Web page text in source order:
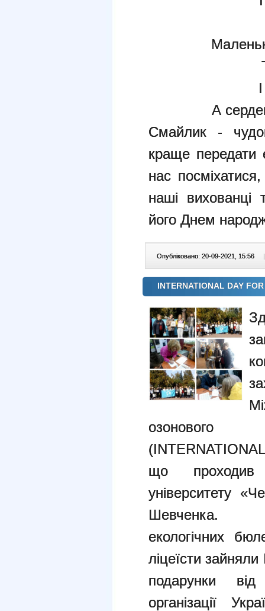
А
Смайлик -
краще передати
нас
наші вихованці
його Днем
Опубліковано: 20-09-2021, 15:56 |
INTERNATIONAL DAY
що проходив
університету
Шевченка. У
екологічних
ліцеїсти
подарунки від
організації